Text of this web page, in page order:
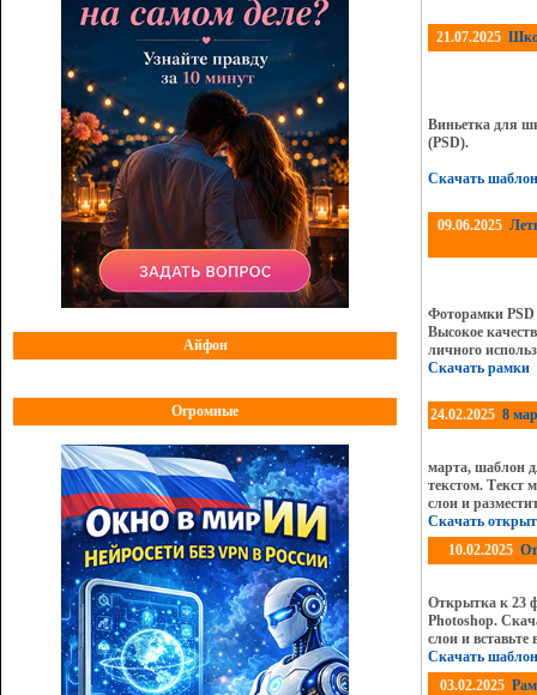
Айфон
Огромные
21.07.2025
Виньетка для
(PSD).
Скачать шаблон
09.06.2025
Фоторамки
Высокое
личного
Скачать рамки
24.02.2025 8
марта, шаблон
текстом. Текст
слои и
Скачать
10.02.2025
Открытка к 23
Photoshop.
слои и
Скачать
03.02.2025